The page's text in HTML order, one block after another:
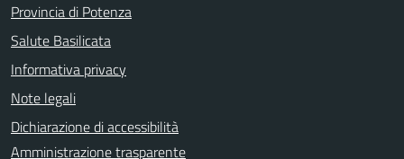
Provincia di Potenza
Salute Basilicata
Informativa privacy
Note legali
Dichiarazione di accessibilità
Amministrazione trasparente